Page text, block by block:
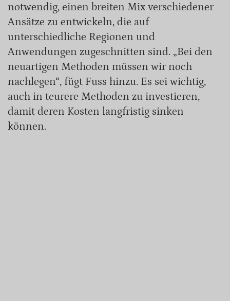
notwendig, einen breiten Mix verschiedener
Ansätze zu entwickeln, die auf
unterschiedliche Regionen und
Anwendungen zugeschnitten sind. „Bei den
neuartigen Methoden müssen wir noch
nachlegen“, fügt Fuss hinzu. Es sei wichtig,
auch in teurere Methoden zu investieren,
damit deren Kosten langfristig sinken
können.